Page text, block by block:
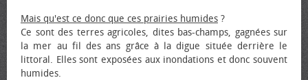
Mais qu'est ce donc que ces prairies humides ?
Ce sont des terres agricoles, dites bas-champs, gagnées sur
la mer au fil des ans grâce à la digue située derrière le
littoral. Elles sont exposées aux inondations et donc souvent
humides.